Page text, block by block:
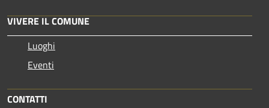
VIVERE IL COMUNE
Luoghi
Eventi
CONTATTI